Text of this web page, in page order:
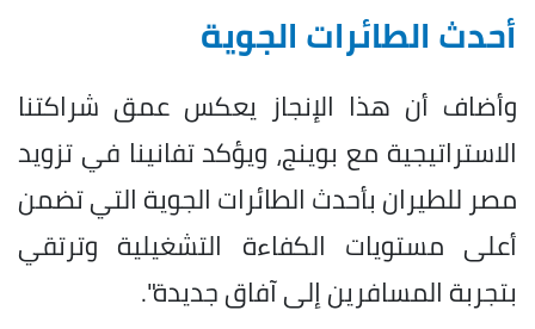
أحدث الطائرات الجوية
وأضاف أن هذا الإنجاز يعكس عمق شراكتنا
الاستراتيجية مع بوينج، ويؤكد تفانينا في تزويد
مصر للطيران بأحدث الطائرات الجوية التي تضمن
أعلى مستويات الكفاءة التشغيلية وترتقي
بتجربة المسافرين إلى آفاق جديدة".